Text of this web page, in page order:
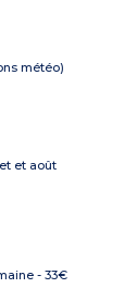
météo)
et août
- 33€